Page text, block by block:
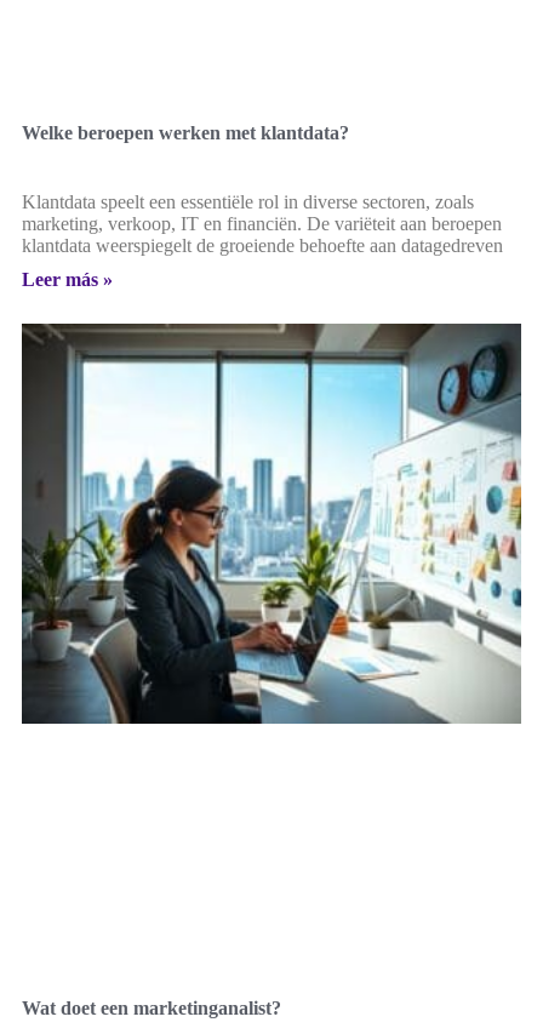
Welke beroepen werken met klantdata?
Klantdata speelt een essentiële rol in diverse sectoren, zoals
marketing, verkoop, IT en financiën. De variëteit aan beroepen
klantdata weerspiegelt de groeiende behoefte aan datagedreven
Leer más »
Wat doet een marketinganalist?